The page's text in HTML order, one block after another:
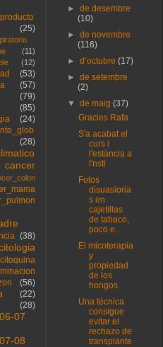
(25)
(11)
(12)
(53)
(57)
(79)
(85)
(24)
(28)
cancer
(38)
citoquina
(56)
(22)
(28)
07
08
►de desembre
(10)
►de novembre
(116)
►d’octubre(17)
►de setembre
(2)
▼de maig(37)
Gracies Rafa
S'a acabat el
curs i
l'estància a
l'nsti
Fotos
disuasioria
s en
cajetillas
de tabaco,
poco e...
El micoterapia
y
propiedad
de los
hongos
Una técnica
consigue
evitar el
rechazo de
transplante